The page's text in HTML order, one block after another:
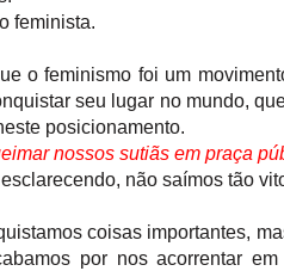
feminista.
o feminismo foi um
seu lugar no mundo,
posicionamento.
nossos sutiãs em praça
não saímos tão
coisas importantes,
por nos acorrentar